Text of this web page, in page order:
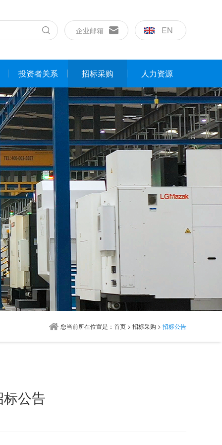
EN
企业邮箱
投资者关系 招标采购 人力资源
您当前所在位置是： 首页 > 招标采购 > 招标公告
公告